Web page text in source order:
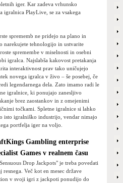
iger. Kar zadeva vrhunsko
igralnica PlayLive, se za vsakega
sprememb ne pridejo na plano in
narekujete tehnologijo in ustvarite
spremembe v miselnosti in osebni
igralca. Najslabša kakovost pretakanja
interaktivnost prav tako uničujejo
novega igralca v živo – še posebej, če
legendarnega dela. Zato imamo radi le
igralnice, ki ponujajo zanesljivo
brez zaostankov in z omejenimi
točkami. Spletne igralnice si lahko
isto igralniško industrijo, vendar nimajo
portfelja iger na voljo.
Gambling enterprise
Games v realnem času
Drop Jackpots" je treba povedati
resnega. Več kot en mesec države
v svoji igri z jackpoti ponudijo do